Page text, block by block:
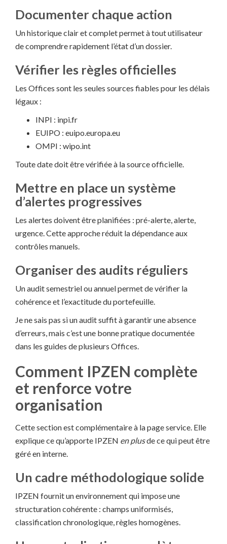
Documenter chaque action
Un historique clair et complet permet à tout utilisateur
de comprendre rapidement l’état d’un dossier.
Vérifier les règles officielles
Les Offices sont les seules sources fiables pour les délais
légaux :
INPI : inpi.fr
EUIPO : euipo.europa.eu
OMPI : wipo.int
Toute date doit être vérifiée à la source officielle.
Mettre en place un système
d’alertes progressives
Les alertes doivent être planifiées : pré-alerte, alerte,
urgence. Cette approche réduit la dépendance aux
contrôles manuels.
Organiser des audits réguliers
Un audit semestriel ou annuel permet de vérifier la
cohérence et l’exactitude du portefeuille.
Je ne sais pas si un audit suffit à garantir une absence
d’erreurs, mais c’est une bonne pratique documentée
dans les guides de plusieurs Offices.
Comment IPZEN complète
et renforce votre
organisation
Cette section est complémentaire à la page service. Elle
explique ce qu’apporte IPZEN en plusde ce qui peut être
géré en interne.
Un cadre méthodologique solide
IPZEN fournit un environnement qui impose une
structuration cohérente : champs uniformisés,
classification chronologique, règles homogènes.